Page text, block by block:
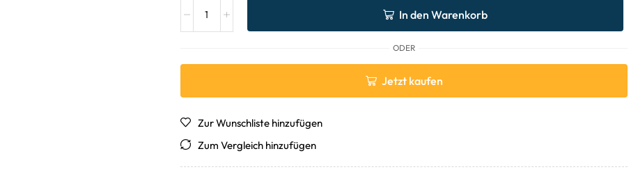
In den Warenkorb
ODER
Jetzt kaufen
Zur Wunschliste hinzufügen
Zum Vergleich hinzufügen